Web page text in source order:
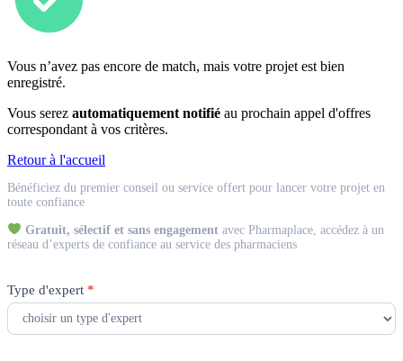
Vous n’avez pas encore de match, mais votre projet est bien
enregistré.
Vous serez automatiquement notifié au prochain appel d'offres
correspondant à vos critères.
Retour à l'accueil
Expert
Bénéficiez du premier conseil ou service offert pour lancer votre projet en
toute confiance
Gratuit, sélectif et sans engagementavec Pharmaplace, accédez à un
réseau d’experts de confiance au service des pharmaciens
Type d'expert *